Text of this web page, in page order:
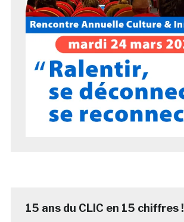
15 ans du CLIC en 15 chiffres !